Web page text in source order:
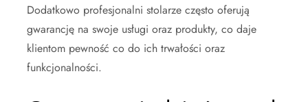
Dodatkowo profesjonalni stolarze często oferują
gwarancję na swoje usługi oraz produkty, co daje
klientom pewność co do ich trwałości oraz
funkcjonalności.